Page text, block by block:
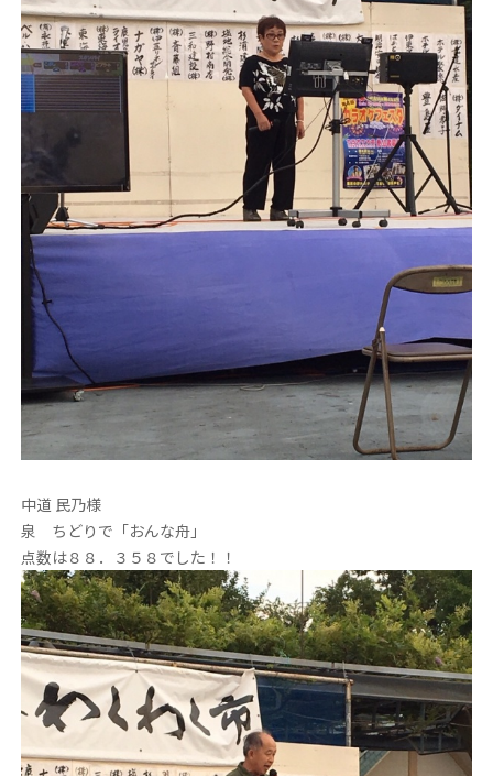
中道 民乃様
泉 ちどりで「おんな舟」
点数は８８．３５８でした！！